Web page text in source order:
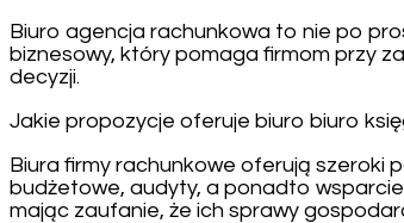
Biuro agencja rachunkowa to nie po
biznesowy, który pomaga firmom przy
decyzji.
Jakie propozycje oferuje biuro biuro
Biura firmy rachunkowe oferują szeroki
budżetowe, audyty, a ponadto wsparcie
mając zaufanie, że ich sprawy